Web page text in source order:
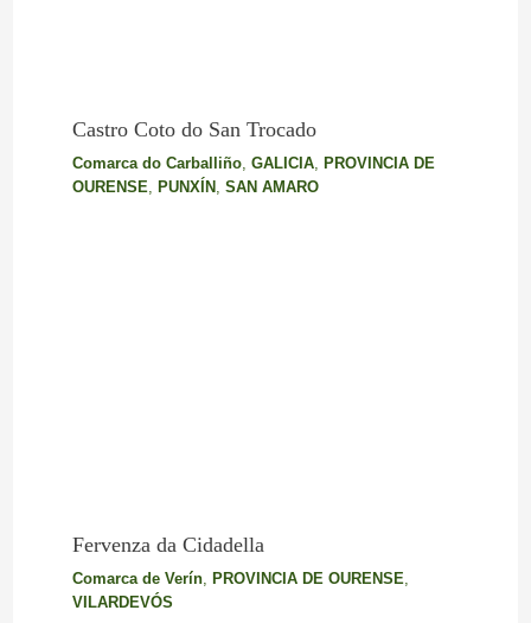
Castro Coto do San Trocado
Comarca do Carballiño, GALICIA,
PROVINCIA DE
OURENSE
PUNXÍN SAN AMARO
Fervenza da Cidadella
Comarca de Verín, PROVINCIA DE OURENSE,
VILARDEVÓS